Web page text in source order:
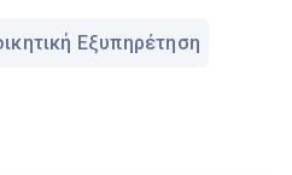
Εξυπηρέτηση